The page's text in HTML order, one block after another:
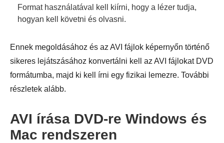
Format használatával kell kiírni, hogy a lézer tudja,
hogyan kell követni és olvasni.
Ennek megoldásához és az AVI fájlok képernyőn történő
sikeres lejátszásához konvertálni kell az AVI fájlokat DVD
formátumba, majd ki kell írni egy fizikai lemezre. További
részletek alább.
AVI írása DVD-re Windows és
Mac rendszeren